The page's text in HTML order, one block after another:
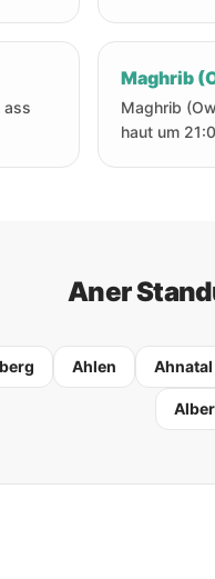
ass
Maghrib
Maghrib
haut um
Aner
Ahlen Ahnatal